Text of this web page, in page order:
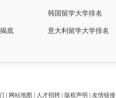
底
韩国留学大学排名
意大利留学大学排名
| 网站地图 | 人才招聘| 版权声明 | 友情链接